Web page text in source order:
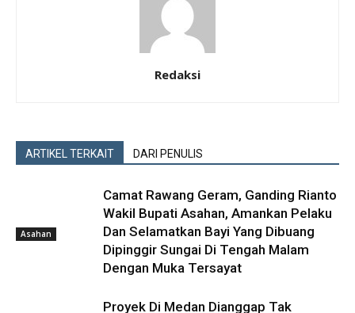
Redaksi
ARTIKEL TERKAIT DARI PENULIS
Asahan
Camat Rawang Geram, Ganding Rianto
Wakil Bupati Asahan, Amankan Pelaku
Dan Selamatkan Bayi Yang Dibuang
Dipinggir Sungai Di Tengah Malam
Dengan Muka Tersayat
Proyek Di Medan Dianggap Tak